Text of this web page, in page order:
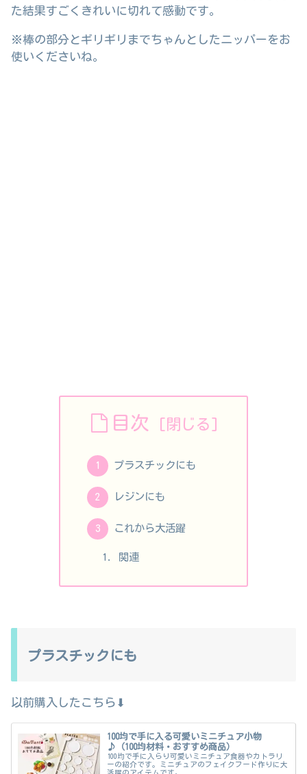
た結果すごくきれいに切れて感動です。
※棒の部分とギリギリまでちゃんとしたニッパーをお
使いくださいね。
目次
プラスチックにも
レジンにも
これから大活躍
関連
プラスチックにも
以前購入したこちら⬇
100均で手に入る可愛いミニチュア小物
♪（100均材料・おすすめ商品）
100均で手に入らり可愛いミニチュア食器やカトラリ
ーの紹介です。ミニチュアのフェイクフード作りに大